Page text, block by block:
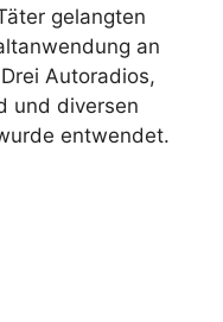
gelangten
an
Autoradios,
und diversen
entwendet.